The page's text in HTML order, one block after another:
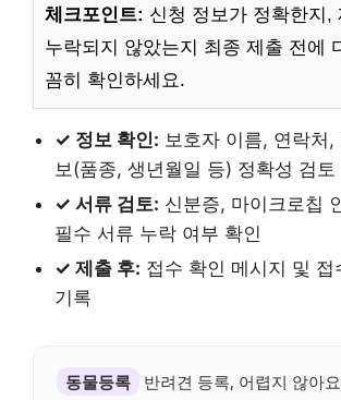
체크포인트: 신청 정보가 정확한지,
누락되지 않았는지 최종 제출 전에
꼼히 확인하세요.
✓ 정보 확인: 보호자 이름, 연락처,
보(품종, 생년월일 등) 정확성 검토
✓ 서류 검토: 신분증, 마이크로칩
필수 서류 누락 여부 확인
✓ 제출 후: 접수 확인 메시지 및 접
기록
동물등록
반려견 등록, 어렵지 않아